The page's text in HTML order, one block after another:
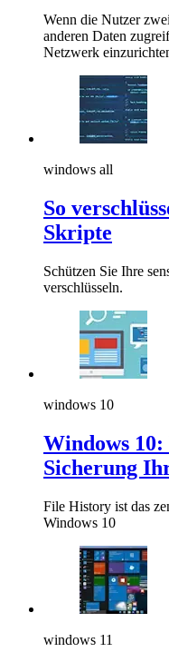
Wenn die Nutzer
anderen Daten
Netzwerk
windows all
So
Skripte
Schützen Sie Ihre
verschlüsseln.
windows 10
Windows
Sicherung
File History ist das
Windows 10
windows 11